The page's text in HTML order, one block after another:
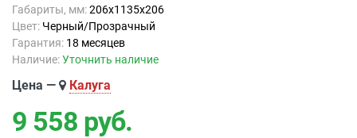
Габариты, мм:206х1135х206
Цвет: Черный/Прозрачный
Гарантия: 18 месяцев
Наличие:Уточнить наличие
Цена — Калуга
9 558 руб.